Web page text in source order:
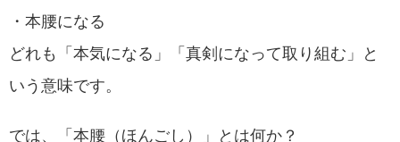
・本腰になる
どれも「本気になる」「真剣になって取り組む」と
いう意味です。
では、「本腰（ほんごし）」とは何か？